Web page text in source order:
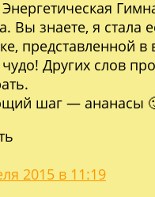
Вы знаете, я стала
представленной в
Других слов
шаг — ананасы
2015 в 11:19